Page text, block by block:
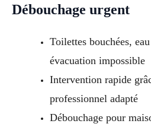
Débouchage urgent
Toilettes bouchées,
évacuation impossible
Intervention rapide
professionnel adapté
Débouchage pour